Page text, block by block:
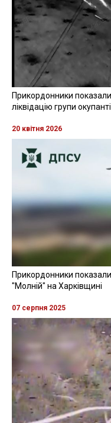
Прикордонники
ліквідацію групи
20 квітня 2026
Прикордонники
"Молній" на Харківщині
07 серпня 2025